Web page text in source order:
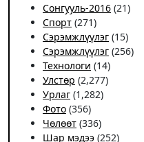
Сонгууль-2016 (21)
Спорт (271)
Сэрэмжлүүлэг (15)
Сэрэмжлүүлэг (256)
Технологи (14)
Улстөр (2,277)
Урлаг (1,282)
Фото (356)
Чѳлѳѳт (336)
Шар мэдээ (252)